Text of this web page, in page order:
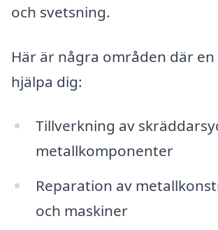
och svetsning.
Här är några områden där en
hjälpa dig:
Tillverkning av
metallkomponenter
Reparation av
och maskiner